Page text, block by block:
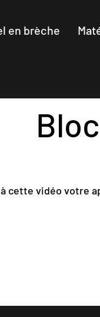
en brèche
cette vidéo votre